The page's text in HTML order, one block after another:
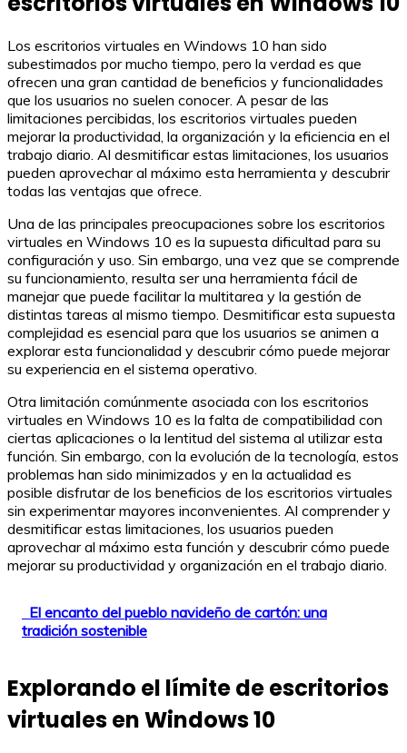
Los escritorios virtuales en Windows 10 han sido
subestimados por mucho tiempo, pero la verdad es que
ofrecen una gran cantidad de beneficios y funcionalidades
que los usuarios no suelen conocer. A pesar de las
limitaciones percibidas, los escritorios virtuales pueden
mejorar la productividad, la organización y la eficiencia en el
trabajo diario. Al desmitificar estas limitaciones, los usuarios
pueden aprovechar al máximo esta herramienta y descubrir
todas las ventajas que ofrece.
Una de las principales preocupaciones sobre los escritorios
virtuales en Windows 10 es la supuesta dificultad para su
configuración y uso. Sin embargo, una vez que se comprende
su funcionamiento, resulta ser una herramienta fácil de
manejar que puede facilitar la multitarea y la gestión de
distintas tareas al mismo tiempo. Desmitificar esta supuesta
complejidad es esencial para que los usuarios se animen a
explorar esta funcionalidad y descubrir cómo puede mejorar
su experiencia en el sistema operativo.
Otra limitación comúnmente asociada con los escritorios
virtuales en Windows 10 es la falta de compatibilidad con
ciertas aplicaciones o la lentitud del sistema al utilizar esta
función. Sin embargo, con la evolución de la tecnología, estos
problemas han sido minimizados y en la actualidad es
posible disfrutar de los beneficios de los escritorios virtuales
sin experimentar mayores inconvenientes. Al comprender y
desmitificar estas limitaciones, los usuarios pueden
aprovechar al máximo esta función y descubrir cómo puede
mejorar su productividad y organización en el trabajo diario.
El encanto del pueblo navideño de cartón: una
tradición sostenible
Explorando el límite de escritorios
virtuales en Windows 10